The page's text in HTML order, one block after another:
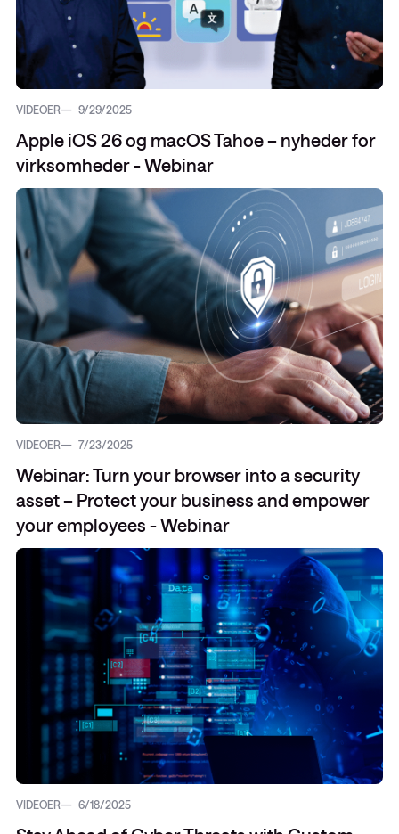
VIDEOER 9/29/2025
Apple iOS 26 og macOS Tahoe – nyheder for
virksomheder - Webinar
VIDEOER 7/23/2025
Webinar: Turn your browser into a security
asset – Protect your business and empower
your employees - Webinar
VIDEOER 6/18/2025